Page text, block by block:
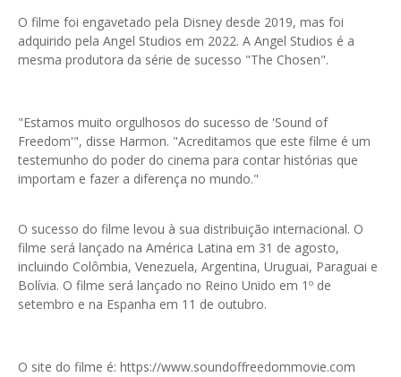
O filme foi engavetado pela Disney desde 2019, mas foi
adquirido pela Angel Studios em 2022. A Angel Studios é a
mesma produtora da série de sucesso "The Chosen".
"Estamos muito orgulhosos do sucesso de 'Sound of
Freedom'", disse Harmon. "Acreditamos que este filme é um
testemunho do poder do cinema para contar histórias que
importam e fazer a diferença no mundo."
O sucesso do filme levou à sua distribuição internacional. O
filme será lançado na América Latina em 31 de agosto,
incluindo Colômbia, Venezuela, Argentina, Uruguai, Paraguai e
Bolívia. O filme será lançado no Reino Unido em 1º de
setembro e na Espanha em 11 de outubro.
O site do filme é: https://www.soundoffreedommovie.com